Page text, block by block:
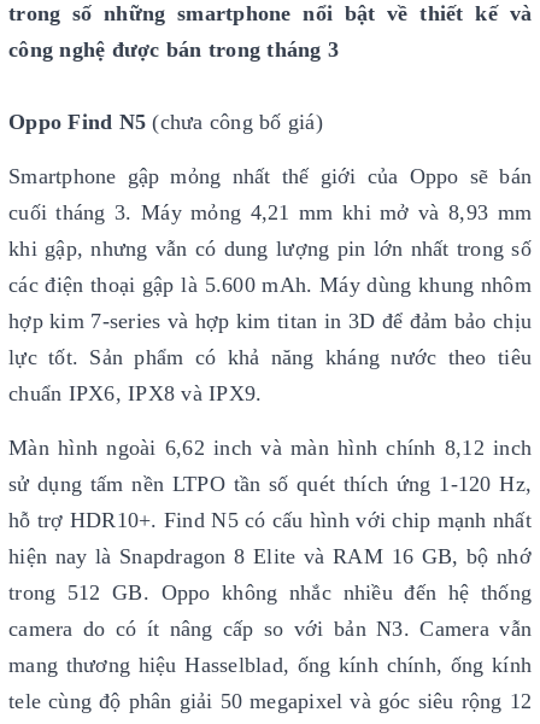
trong số những smartphone nổi bật về thiết kế và
công nghệ được bán trong tháng 3
Oppo Find N5 (chưa công bố giá)
Smartphone gập mỏng nhất thế giới của Oppo sẽ bán
cuối tháng 3. Máy mỏng 4,21 mm khi mở và 8,93 mm
khi gập, nhưng vẫn có dung lượng pin lớn nhất trong số
các điện thoại gập là 5.600 mAh. Máy dùng khung nhôm
hợp kim 7-series và hợp kim titan in 3D để đảm bảo chịu
lực tốt. Sản phẩm có khả năng kháng nước theo tiêu
chuẩn IPX6, IPX8 và IPX9.
Màn hình ngoài 6,62 inch và màn hình chính 8,12 inch
sử dụng tấm nền LTPO tần số quét thích ứng 1-120 Hz,
hỗ trợ HDR10+. Find N5 có cấu hình với chip mạnh nhất
hiện nay là Snapdragon 8 Elite và RAM 16 GB, bộ nhớ
trong 512 GB. Oppo không nhắc nhiều đến hệ thống
camera do có ít nâng cấp so với bản N3. Camera vẫn
mang thương hiệu Hasselblad, ống kính chính, ống kính
tele cùng độ phân giải 50 megapixel và góc siêu rộng 12